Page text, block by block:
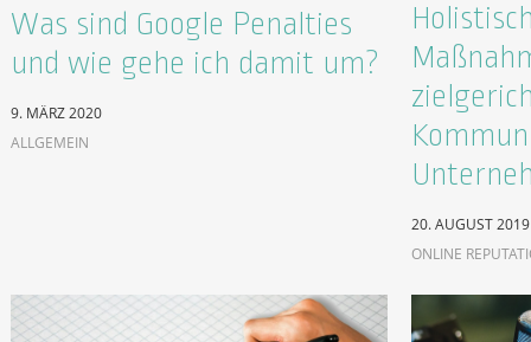
Was sind Google Penalties
und wie gehe ich damit um?
9. MÄRZ 2020
ALLGEMEIN
20. AUGUST 2019
ONLINE